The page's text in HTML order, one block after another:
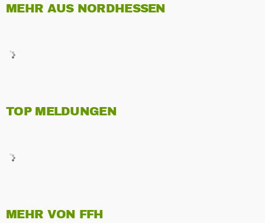
MEHR AUS NORDHESSEN
TOP MELDUNGEN
MEHR VON FFH